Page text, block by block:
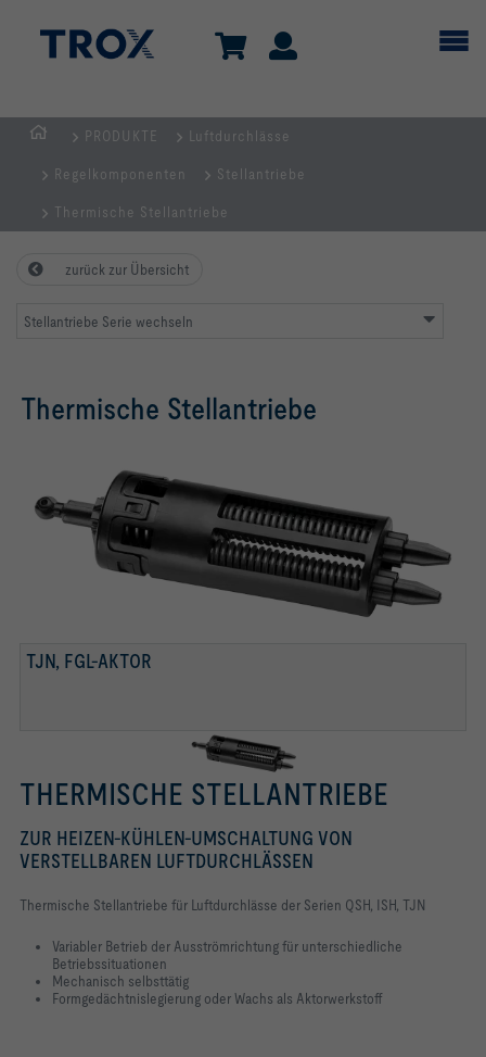
AUSTRIA
| Komponenten,
+
Belüftung
Räumen
PRODUKTE Luftdurchlässe
Regelkomponenten Stellantriebe
Thermische Stellantriebe
zurück zur Übersicht
Stellantriebe Serie wechseln
Thermische Stellantriebe
TJN, FGL-AKTOR
THERMISCHE STELLANTRIEBE
ZUR HEIZEN-KÜHLEN-UMSCHALTUNG VON
VERSTELLBAREN LUFTDURCHLÄSSEN
Thermische Stellantriebe für Luftdurchlässe der Serien QSH, ISH, TJN
Variabler Betrieb der Ausströmrichtung für unterschiedliche
Betriebssituationen
Mechanisch selbsttätig
Formgedächtnislegierung oder Wachs als Aktorwerkstoff